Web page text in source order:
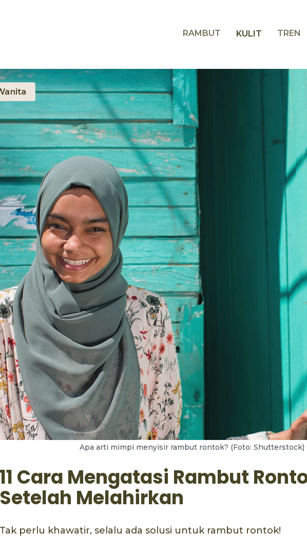
RAMBUT KULIT TREN
Apa arti mimpi menyisir rambut rontok? (Foto: Shutterstock)
11 Cara Mengatasi Rambut
Setelah Melahirkan
Tak perlu khawatir, selalu ada solusi untuk rambut rontok!